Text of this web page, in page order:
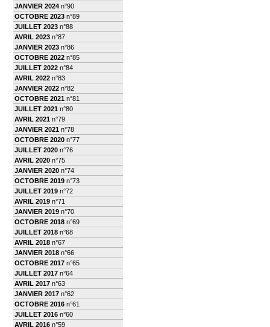
JANVIER 2024 n°90
OCTOBRE 2023 n°89
JUILLET 2023 n°88
AVRIL 2023 n°87
JANVIER 2023 n°86
OCTOBRE 2022 n°85
JUILLET 2022 n°84
AVRIL 2022 n°83
JANVIER 2022 n°82
OCTOBRE 2021 n°81
JUILLET 2021 n°80
AVRIL 2021 n°79
JANVIER 2021 n°78
OCTOBRE 2020 n°77
JUILLET 2020 n°76
AVRIL 2020 n°75
JANVIER 2020 n°74
OCTOBRE 2019 n°73
JUILLET 2019 n°72
AVRIL 2019 n°71
JANVIER 2019 n°70
OCTOBRE 2018 n°69
JUILLET 2018 n°68
AVRIL 2018 n°67
JANVIER 2018 n°66
OCTOBRE 2017 n°65
JUILLET 2017 n°64
AVRIL 2017 n°63
JANVIER 2017 n°62
OCTOBRE 2016 n°61
JUILLET 2016 n°60
AVRIL 2016 n°59